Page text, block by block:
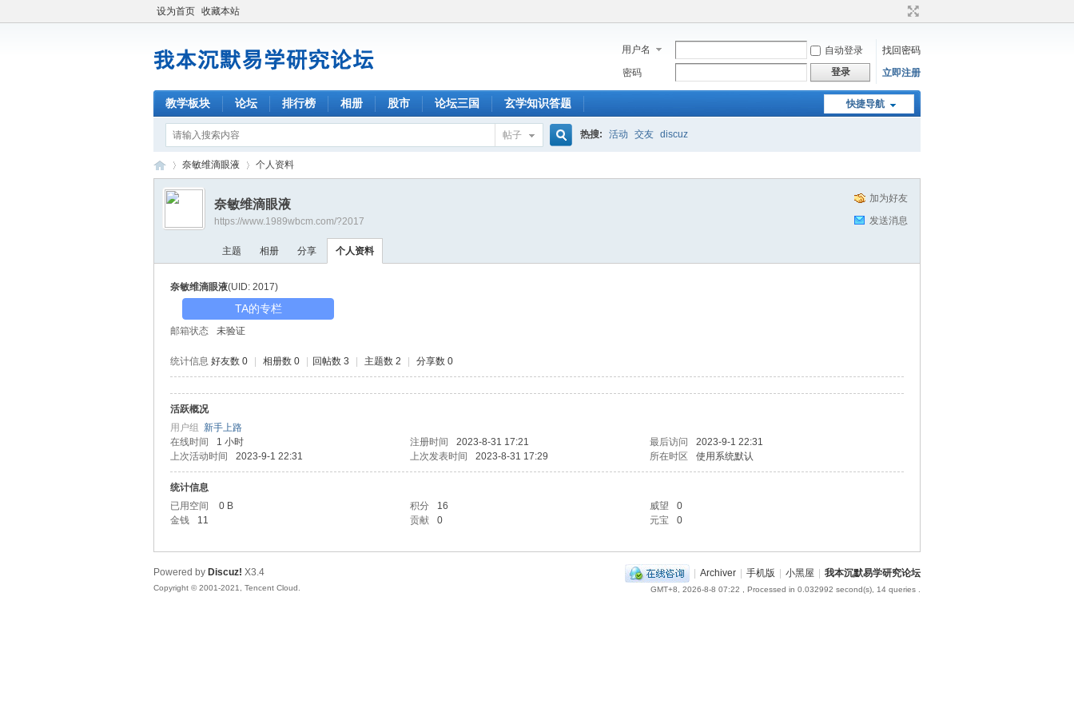
设为首页 收藏本站
用户名 自动登录
找回密码
密码
登录 立即注册
快捷导航
教学板块 论坛 排行榜 相册 股市 论坛三国 玄学知识答题
帖子 热搜: 活动 交友 discuz
沉
›
奈敏维滴眼液 个人资料
加为好友
发送消息
奈敏维滴眼液
https://www.1989wbcm.com/?2017
主题 相册 分享 个人资料
奈敏维滴眼液(UID: 2017)
TA的专栏
邮箱状态 未验证
统计信息 好友数 0 相册数 0 回帖数 3 主题数 2 分享数 0
活跃概况
用户组 新手上路
在线时间
1 小时 注册时间 2023-8-31 17:21 最后访问
2023-9-1 22:31
上次活动时间
2023-9-1 22:31 上次发表时间 2023-8-31 17:29 所在时区 使用系统默认
统计信息
已用空间
0 B 积分 16 威望
0
金钱
11 贡献 0 元宝 0
| Archiver | 手机版 | 小黑屋 | 我本沉默易学研究论坛
GMT+8, 2026-8-8 07:22 , Processed in 0.032992 second(s), 14 queries .
Powered by Discuz! X3.4
Copyright © 2001-2021, Tencent Cloud.